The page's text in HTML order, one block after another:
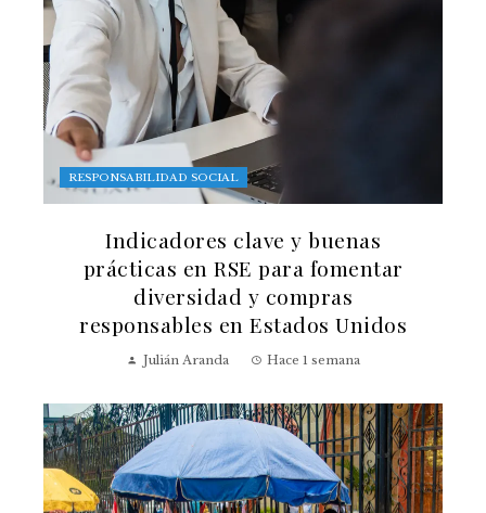
RESPONSABILIDAD SOCIAL
Indicadores clave y buenas
prácticas en RSE para fomentar
diversidad y compras
responsables en Estados Unidos
Julián Aranda Hace 1 semana